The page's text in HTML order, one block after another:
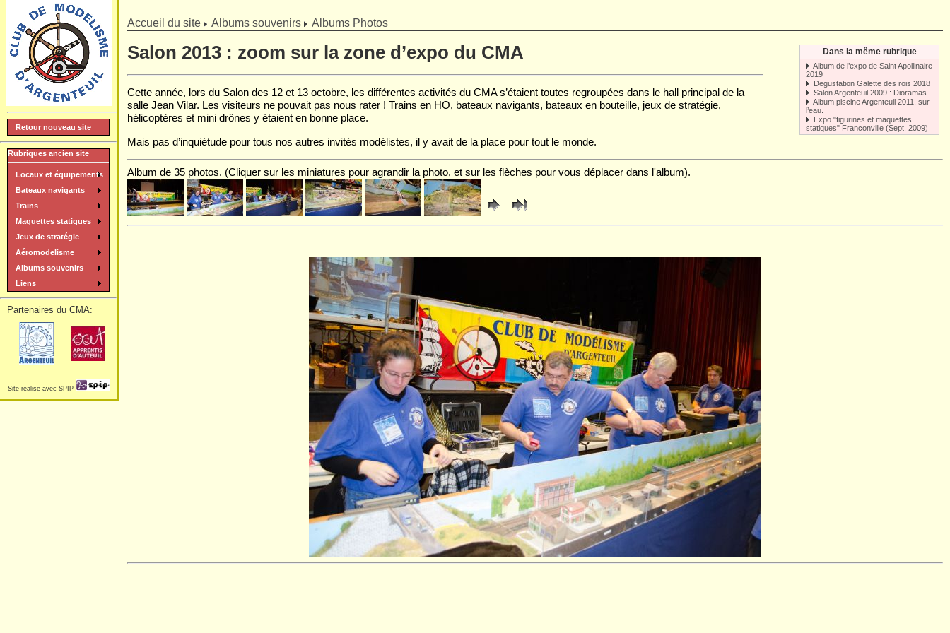
] Accueil du site Albums souvenirs Albums Photos
Dans la même rubrique
Album de l’expo de Saint Apollinaire
2019
Degustation Galette des rois 2018
Salon Argenteuil 2009 : Dioramas
Album piscine Argenteuil 2011, sur
l’eau.
Expo "figurines et maquettes
statiques" Franconville (Sept. 2009)
Salon 2013 : zoom sur la zone d’expo du CMA
Cette année, lors du Salon des 12 et 13 octobre, les différentes activités du CMA s’étaient toutes regroupées dans le hall principal de la
salle Jean Vilar. Les visiteurs ne pouvait pas nous rater ! Trains en HO, bateaux navigants, bateaux en bouteille, jeux de stratégie,
hélicoptères et mini drônes y étaient en bonne place.
Mais pas d’inquiétude pour tous nos autres invités modélistes, il y avait de la place pour tout le monde.
Album de 35 photos. (Cliquer sur les miniatures pour agrandir la photo, et sur les flèches pour vous déplacer dans l'album).
Retour nouveau site
Rubriques ancien site
Locaux et équipements
Bateaux navigants
Trains
Maquettes statiques
Jeux de stratégie
Aéromodelisme
Albums souvenirs
Liens
Partenaires du CMA:
Site realise avec SPIP